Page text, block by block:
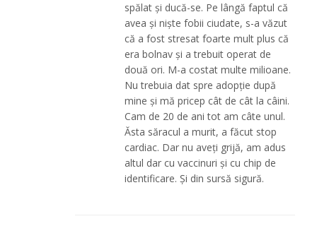
spălat și ducă-se. Pe lângă faptul că
avea și niște fobii ciudate, s-a văzut
că a fost stresat foarte mult plus că
era bolnav și a trebuit operat de
două ori. M-a costat multe milioane.
Nu trebuia dat spre adopție după
mine și mă pricep cât de cât la câini.
Cam de 20 de ani tot am câte unul.
Ăsta săracul a murit, a făcut stop
cardiac. Dar nu aveți grijă, am adus
altul dar cu vaccinuri și cu chip de
identificare. Și din sursă sigură.